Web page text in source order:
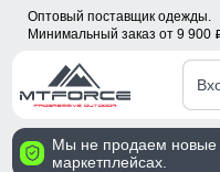
Оптовый поставщик одежды.
Минимальный заказ от 9 900
Мы не продаем новые
маркетплейсах.